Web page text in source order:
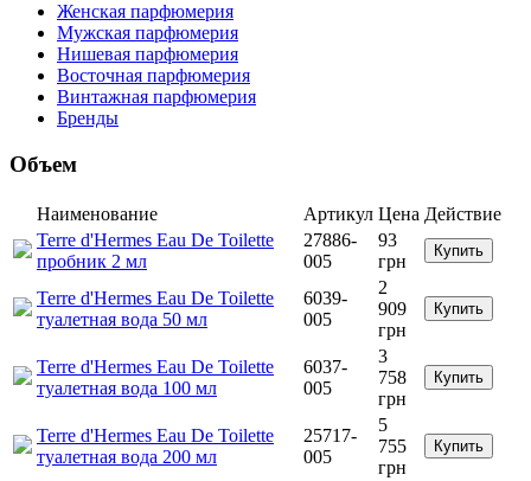
Женская парфюмерия
Мужская парфюмерия
Нишевая парфюмерия
Восточная парфюмерия
Винтажная парфюмерия
Бренды
Объем
Наименование Артикул Цена Действие
Terre d'Hermes Eau De Toilette
пробник 2 мл
27886-
005
93
грн
Купить
Terre d'Hermes Eau De Toilette
туалетная вода 50 мл
6039-
005
2
909
грн
Купить
Terre d'Hermes Eau De Toilette
туалетная вода 100 мл
6037-
005
3
758
грн
Купить
Terre d'Hermes Eau De Toilette
туалетная вода 200 мл
25717-
005
5
755
грн
Купить